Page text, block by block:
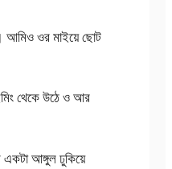
আমিও ওর মাইয়ে ছোট
থেকে উঠে ও আর
আঙ্গুল ঢুকিয়ে